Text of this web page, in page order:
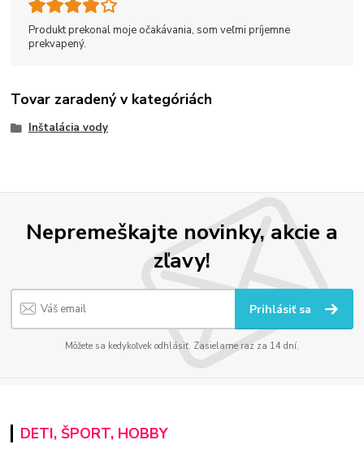
Produkt prekonal moje očakávania, som veľmi príjemne
prekvapený.
Tovar zaradený v kategóriách
Inštalácia vody
Nepremeškajte novinky, akcie a
zľavy!
Prihlásiť sa
Môžete sa kedykoľvek odhlásiť. Zasielame raz za 14 dní.
DETI, ŠPORT, HOBBY